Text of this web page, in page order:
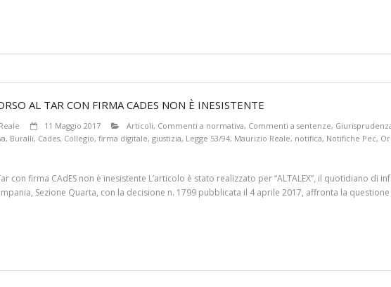
AL TAR CON FIRMA CADES NON È INESISTENTE
11 Maggio 2017 Articoli, Commenti a normativa, Commenti a sentenze,
, Buralli, Cades, Collegio, firma digitale, giustizia, Legge 53/94, Maurizio Reale, notifica, Notifiche Pec,
con firma CAdES non è inesistente L’articolo è stato realizzato per “ALTALEX”, il quotidiano
Sezione Quarta, con la decisione n. 1799 pubblicata il 4 aprile 2017, affronta la